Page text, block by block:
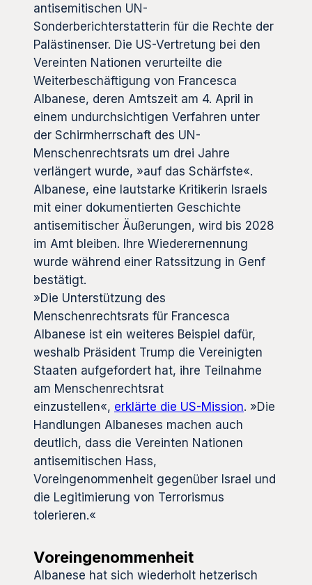
antisemitischen UN-
Sonderberichterstatterin für die Rechte der
Palästinenser. Die US-Vertretung bei den
Vereinten Nationen verurteilte die
Weiterbeschäftigung von Francesca
Albanese, deren Amtszeit am 4. April in
einem undurchsichtigen Verfahren unter
der Schirmherrschaft des UN-
Menschenrechtsrats um drei Jahre
verlängert wurde, »auf das Schärfste«.
Albanese, eine lautstarke Kritikerin Israels
mit einer dokumentierten Geschichte
antisemitischer Äußerungen, wird bis 2028
im Amt bleiben. Ihre Wiederernennung
wurde während einer Ratssitzung in Genf
bestätigt.
»Die Unterstützung des
Menschenrechtsrats für Francesca
Albanese ist ein weiteres Beispiel dafür,
weshalb Präsident Trump die Vereinigten
Staaten aufgefordert hat, ihre Teilnahme
am Menschenrechtsrat
einzustellen«, erklärte die US-Mission. »Die
Handlungen Albaneses machen auch
deutlich, dass die Vereinten Nationen
antisemitischen Hass,
Voreingenommenheit gegenüber Israel und
die Legitimierung von Terrorismus
tolerieren.«
Voreingenommenheit
Albanese hat sich wiederholt hetzerisch